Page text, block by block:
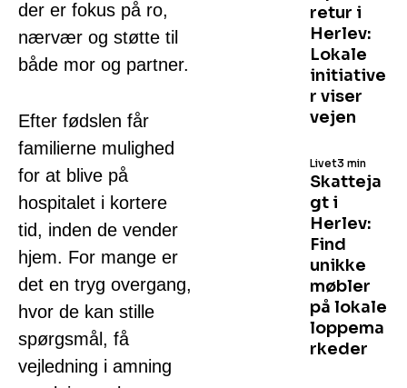
der er fokus på ro,
nærvær og støtte til
både mor og partner.
Efter fødslen får
familierne mulighed
for at blive på
hospitalet i kortere
tid, inden de vender
hjem. For mange er
det en tryg overgang,
hvor de kan stille
spørgsmål, få
vejledning i amning
retur i
Herlev:
Lokale
initiative
r viser
vejen
Skatteja
gt i
Herlev:
Find
unikke
møbler
på lokale
loppema
rkeder
Livet3 min